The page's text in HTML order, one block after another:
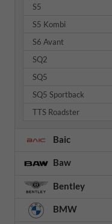
S5
S5 Kombi
S6 Avant
SQ2
SQ5
SQ5 Sportback
TTS Roadster
Baic
Baw
Bentley
BMW